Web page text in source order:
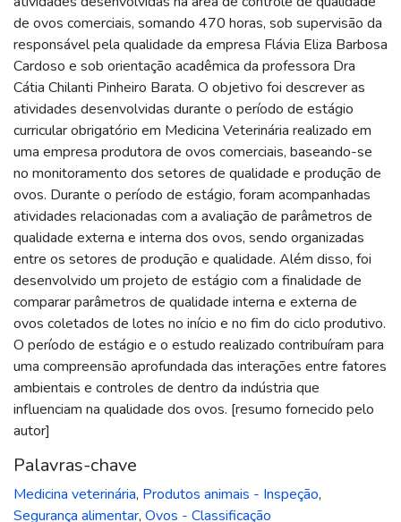
de ovos comerciais, somando 470 horas, sob supervisão da
responsável pela qualidade da empresa Flávia Eliza Barbosa
Cardoso e sob orientação acadêmica da professora Dra
Cátia Chilanti Pinheiro Barata. O objetivo foi descrever as
atividades desenvolvidas durante o período de estágio
curricular obrigatório em Medicina Veterinária realizado em
uma empresa produtora de ovos comerciais, baseando-se
no monitoramento dos setores de qualidade e produção de
ovos. Durante o período de estágio, foram acompanhadas
atividades relacionadas com a avaliação de parâmetros de
qualidade externa e interna dos ovos, sendo organizadas
entre os setores de produção e qualidade. Além disso, foi
desenvolvido um projeto de estágio com a finalidade de
comparar parâmetros de qualidade interna e externa de
ovos coletados de lotes no início e no fim do ciclo produtivo.
O período de estágio e o estudo realizado contribuíram para
uma compreensão aprofundada das interações entre fatores
ambientais e controles de dentro da indústria que
influenciam na qualidade dos ovos. [resumo fornecido pelo
autor]
Palavras-chave
Medicina veterinária, Produtos animais - Inspeção,
Segurança alimentar, Ovos - Classificação